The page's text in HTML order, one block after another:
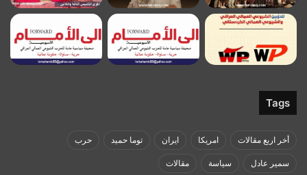
Tags
أخر اربع مقالات امريكا ايران توما حميد حرب
سمير عادل سياسة مقالات